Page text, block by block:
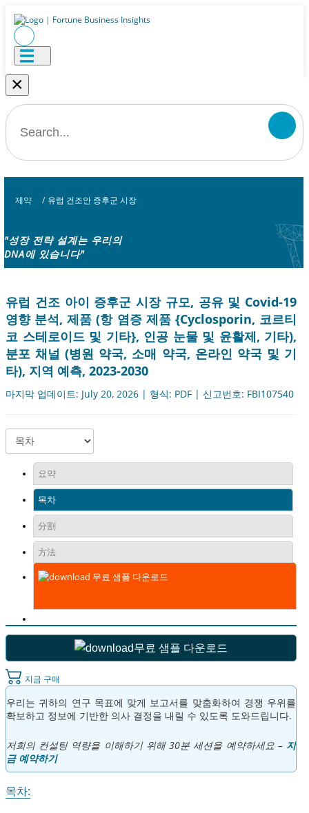
×
제약 / 유럽 ​​건조안 증후군 시장
"성장 전략 설계는 우리의
DNA에 있습니다"
유럽 ​​건조 아이 증후군 시장 규모, 공유 및 Covid-19
영향 분석, 제품 (항 염증 제품 {Cyclosporin, 코르티
코 스테로이드 및 기타}, 인공 눈물 및 윤활제, 기타),
분포 채널 (병원 약국, 소매 약국, 온라인 약국 및 기
타), 지역 예측, 2023-2030
마지막 업데이트: July 20, 2026 | 형식: PDF | 신고번호: FBI107540
요약
목차
分割
方法
무료 샘플 다운로드
무료 샘플 다운로드
지금 구매
우리는 귀하의 연구 목표에 맞게 보고서를 맞춤화하여 경쟁 우위를
확보하고 정보에 기반한 의사 결정을 내릴 수 있도록 도와드립니다.
저희의 컨설팅 역량을 이해하기 위해 30분 세션을 예약하세요 – 지
금 예약하기
목차: